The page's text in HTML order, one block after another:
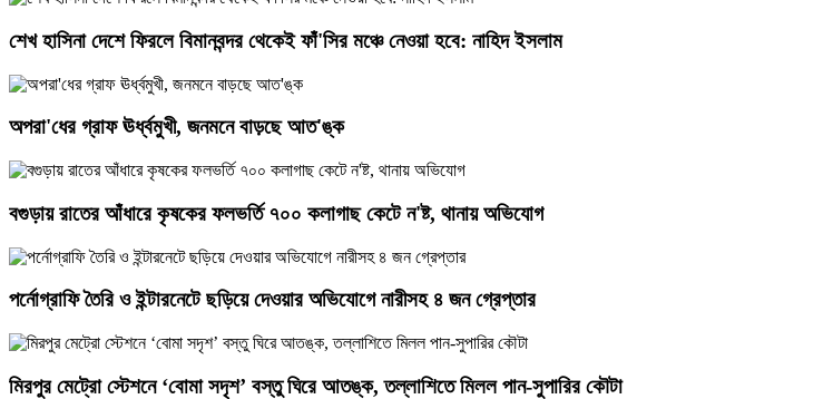
শেখ হাসিনা দেশে ফিরলে বিমানবন্দর থেকেই ফাঁ'সির মঞ্চে নেওয়া হবে: নাহিদ ইসলাম
অপরা'ধের গ্রাফ ঊর্ধ্বমুখী, জনমনে বাড়ছে আত'ঙ্ক
বগুড়ায় রাতের আঁধারে কৃষকের ফলভর্তি ৭০০ কলাগাছ কেটে ন'ষ্ট, থানায় অভিযোগ
পর্নোগ্রাফি তৈরি ও ইন্টারনেটে ছড়িয়ে দেওয়ার অভিযোগে নারীসহ ৪ জন গ্রেপ্তার
মিরপুর মেট্রো স্টেশনে ‘বোমা সদৃশ’ বস্তু ঘিরে আতঙ্ক, তল্লাশিতে মিলল পান-সুপারির কৌটা